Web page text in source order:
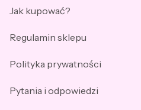
Jak kupować?
Regulamin sklepu
Polityka prywatności
Pytania i odpowiedzi